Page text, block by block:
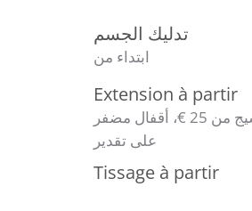
تدليك الجسم
ابتداء من
Extension à partir
تمديد 1،99 € الساخن، تمديد الباردة 3 € والنسيج من 25 €، أقفال مضفر
على تقدير
Tissage à partir